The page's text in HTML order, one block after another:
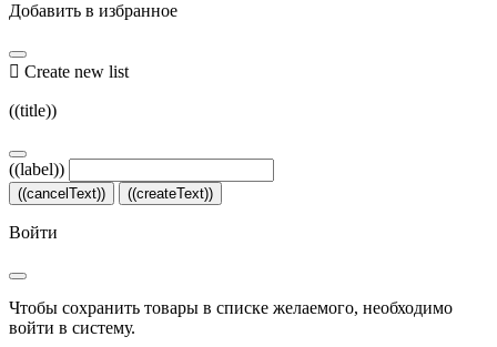
Добавить в избранное
 Create new list
((title))
((label))
((cancelText)) ((createText))
Войти
Чтобы сохранить товары в списке желаемого, необходимо
войти в систему.